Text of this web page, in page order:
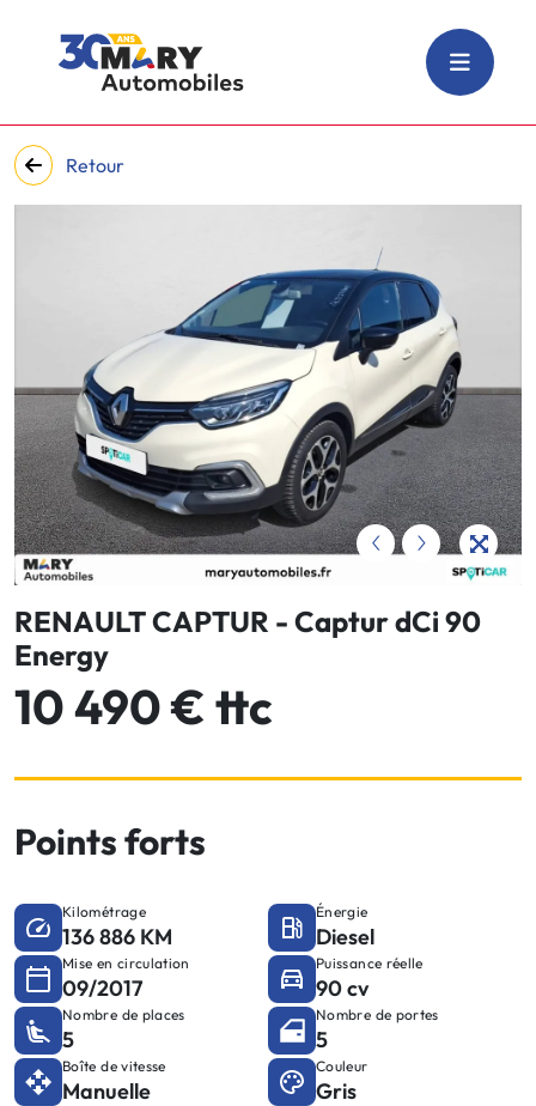
Retour
‹ ›
RENAULT CAPTUR - Captur dCi 90
Energy
10 490 € ttc
Points forts
Kilométrage
136 886 KM
Énergie
Diesel
Mise en circulation
09/2017
Puissance réelle
90 cv
Nombre de places
5
Nombre de portes
5
Boîte de vitesse
Manuelle
Couleur
Gris